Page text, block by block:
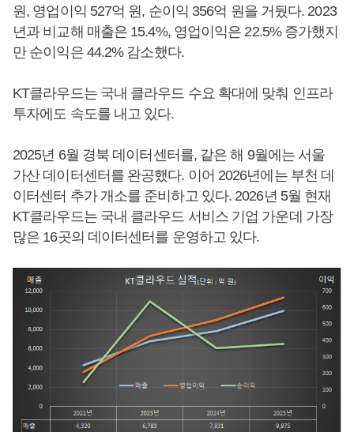
원, 영업이익 527억 원, 순이익 356억 원을 거뒀다. 2023
년과 비교해 매출은 15.4%, 영업이익은 22.5% 증가했지
만 순이익은 44.2% 감소했다.
KT클라우드는 국내 클라우드 수요 확대에 맞춰 인프라
투자에도 속도를 내고 있다.
2025년 6월 경북 데이터센터를, 같은 해 9월에는 서울
가산 데이터센터를 완공했다. 이어 2026년에는 부천 데
이터센터 추가 개소를 준비하고 있다. 2026년 5월 현재
KT클라우드는 국내 클라우드 서비스 기업 가운데 가장
많은 16곳의 데이터센터를 운영하고 있다.